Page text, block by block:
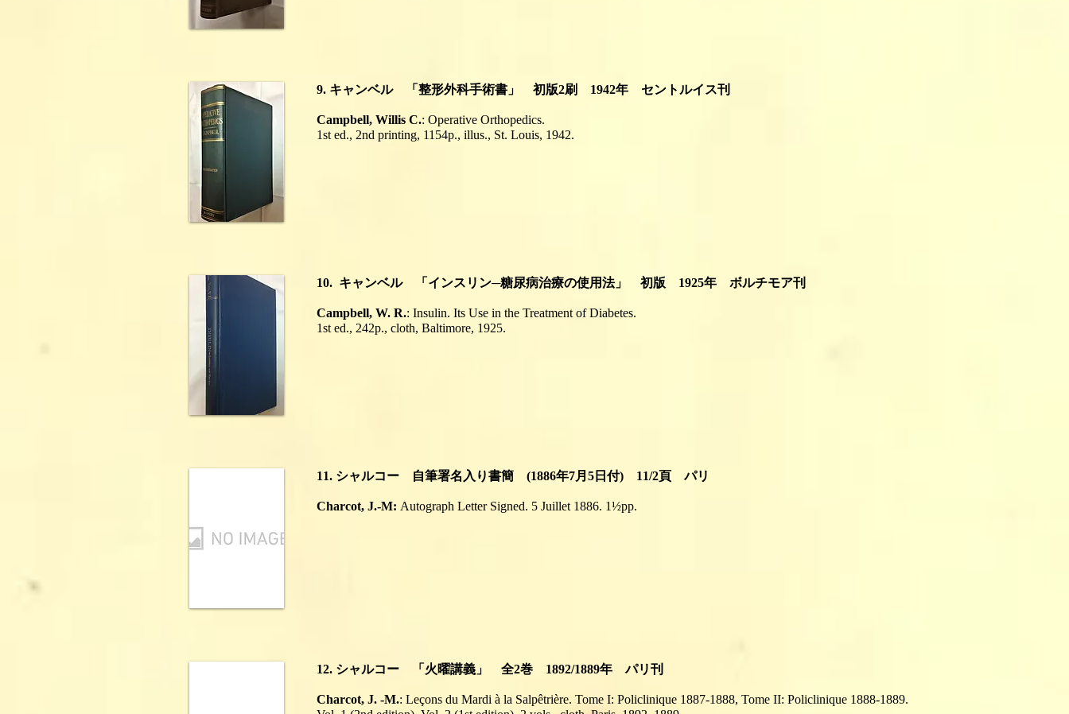
9. キャンベル 「整形外科手術書」 初版2刷 1942年 セントルイス刊
Campbell, Willis C.: Operative Orthopedics.
1st ed., 2nd printing, 1154p., illus., St. Louis, 1942.
10. キャンベル 「インスリン─糖尿病治療の使用法」 初版 1925年 ボルチモア刊
Campbell, W. R.: Insulin. Its Use in the Treatment of Diabetes.
1st ed., 242p., cloth, Baltimore, 1925.
11. シャルコー 自筆署名入り書簡 (1886年7月5日付) 11/2頁 パリ
Charcot, J.-M: Autograph Letter Signed. 5 Juillet 1886. 1½pp.
12. シャルコー 「火曜講義」 全2巻 1892/1889年 パリ刊
Charcot, J. -M.: Leçons du Mardi à la Salpêtrière. Tome I: Policlinique 1887-1888, Tome II: Policlinique 1888-1889.